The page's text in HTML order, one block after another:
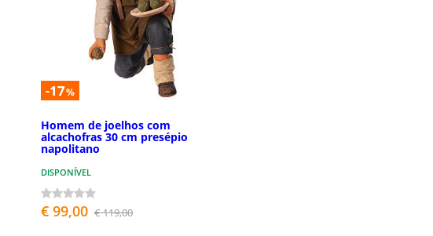
-17%
Homem de joelhos com
alcachofras 30 cm presépio
napolitano
DISPONÍVEL
€ 99,00 € 119,00